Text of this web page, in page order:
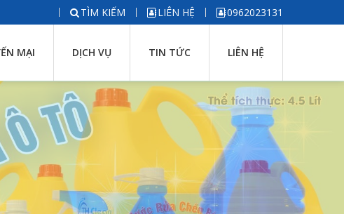
TÌM KIẾM LIÊN HỆ 0962023131
MẠI DỊCH VỤ TIN TỨC LIÊN HỆ